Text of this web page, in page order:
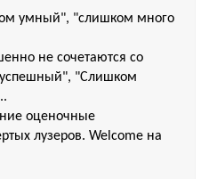
умный", "слишком много
не сочетаются со
"Слишком
оценочные
лузеров. Welcome на